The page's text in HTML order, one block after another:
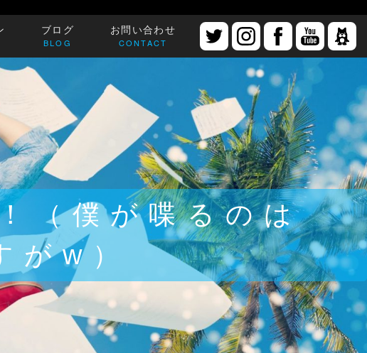
ブログ
BLOG
お問い合わせ
CONTACT
（僕が喋るのは
w）